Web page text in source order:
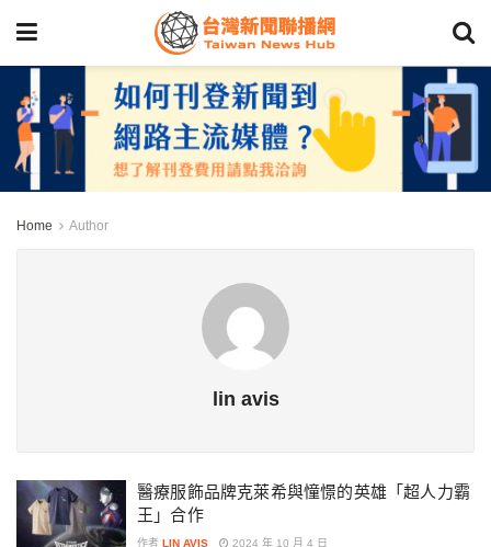
Home Author
lin avis
醫療服飾品牌克萊希與憧憬的英雄「超人力霸
王」合作
作者 LIN AVIS 2024 年 10 月 4 日